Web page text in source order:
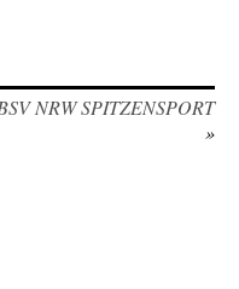
NRW SPITZENSPORT
»